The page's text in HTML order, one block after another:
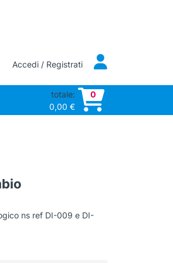
Accedi / Registrati
totale:
0,00 €
0
ns ref DI-009 e DI-